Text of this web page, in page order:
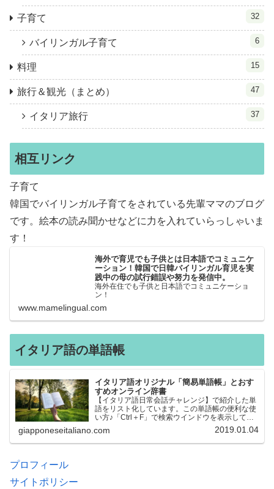
子育て 32
バイリンガル子育て 6
料理 15
旅行＆観光（まとめ） 47
イタリア旅行 37
相互リンク
子育て
韓国でバイリンガル子育てをされている先輩ママのブログ
です。絵本の読み聞かせなどに力を入れていらっしゃいま
す！
海外で育児でも子供とは日本語でコミュニケ
ーション！韓国で日韓バイリンガル育児を実
践中の母の試行錯誤や努力を発信中。
海外在住でも子供と日本語でコミュニケーショ
ン！
www.mamelingual.com
イタリア語の単語帳
イタリア語オリジナル「簡易単語帳」とおす
すめオンライン辞書
【イタリア語日常会話チャレンジ】で紹介した単
語をリスト化しています。この単語帳の便利な使
い方♪「Ctrl＋F」で検索ウインドウを表示して、
知りたい単語を探すことができます。イタリア語
→日本語、日本語→イタリア語 どちらでも検索
できるので、良…
giapponeseitaliano.com 2019.01.04
プロフィール
サイトポリシー